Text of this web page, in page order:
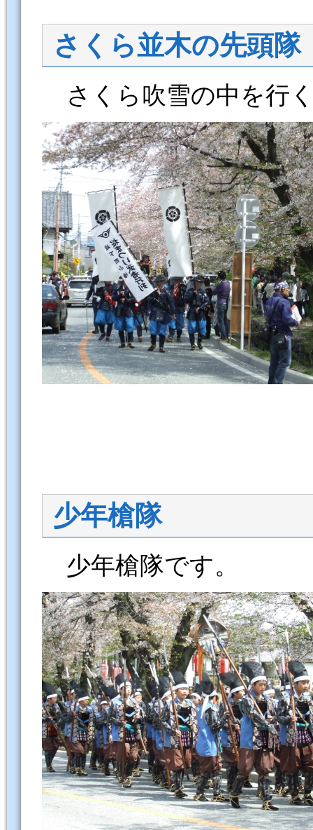
さくら並木の先頭隊
さくら吹雪の中を行
少年槍隊
少年槍隊です。